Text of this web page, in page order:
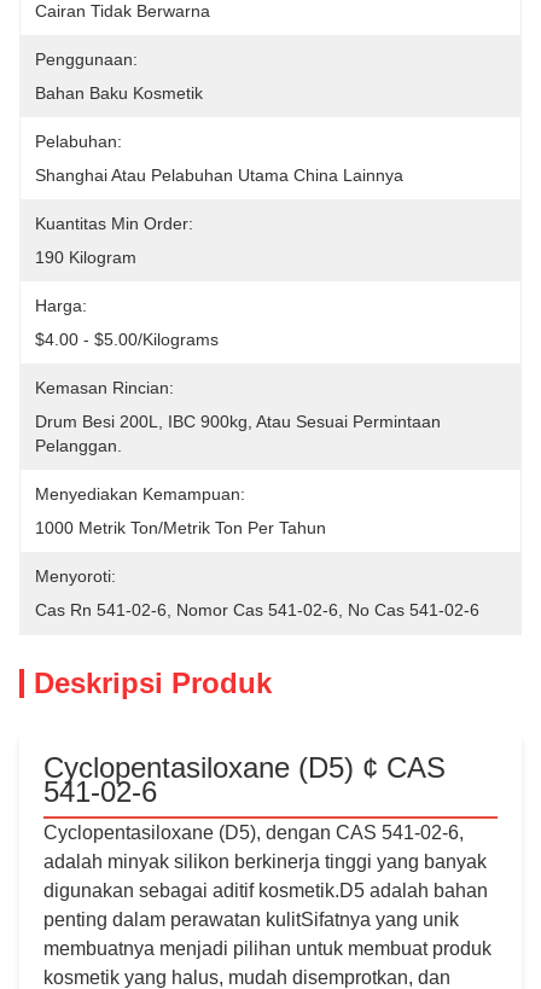
Cairan Tidak Berwarna
Penggunaan:
Bahan Baku Kosmetik
Pelabuhan:
Shanghai Atau Pelabuhan Utama China Lainnya
Kuantitas Min Order:
190 Kilogram
Harga:
$4.00 - $5.00/Kilograms
Kemasan Rincian:
Drum Besi 200L, IBC 900kg, Atau Sesuai Permintaan
Pelanggan.
Menyediakan Kemampuan:
1000 Metrik Ton/Metrik Ton Per Tahun
Menyoroti:
Cas Rn 541-02-6
Nomor Cas 541-02-6 No Cas 541-02-6
Deskripsi Produk
Cyclopentasiloxane (D5) ¢ CAS
541-02-6
Cyclopentasiloxane (D5), dengan CAS 541-02-6,
adalah minyak silikon berkinerja tinggi yang banyak
digunakan sebagai aditif kosmetik.D5 adalah bahan
penting dalam perawatan kulitSifatnya yang unik
membuatnya menjadi pilihan untuk membuat produk
kosmetik yang halus, mudah disemprotkan, dan